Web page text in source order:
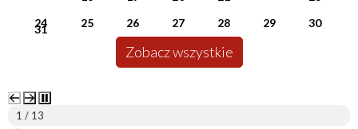
24
25 26 27 28 29 30
31
Zobacz wszystkie
2 / 13